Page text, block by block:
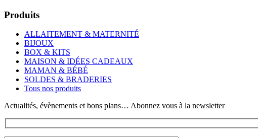
variations.
Les
peuvent
être
choisies
sur
page
du
produit
Produits
ALLAITEMENT & MATERNITÉ
BIJOUX
BOX & KITS
MAISON & IDÉES CADEAUX
MAMAN & BÉBÉ
SOLDES & BRADERIES
Tous nos produits
Actualités, évènements et bons plans… Abonnez vous à la newsletter